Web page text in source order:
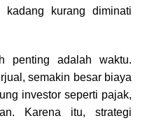
kurang diminati
penting adalah waktu.
semakin besar biaya
investor seperti pajak,
Karena itu, strategi